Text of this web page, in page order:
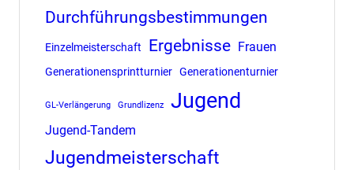
Durchführungsbestimmungen
Einzelmeisterschaft Ergebnisse Frauen
Generationensprintturnier Generationenturnier
GL-Verlängerung Grundlizenz Jugend
Jugend-Tandem
Jugendmeisterschaft